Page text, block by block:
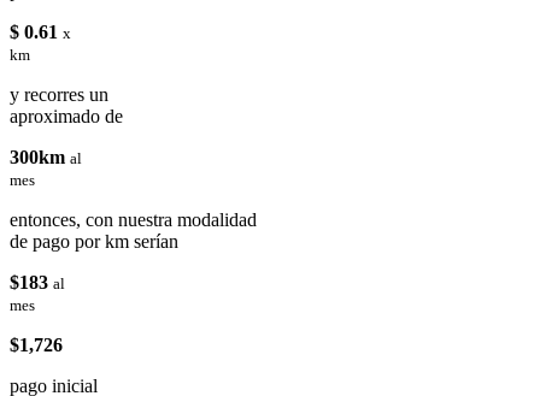
$ 0.61 x
km
y recorres un
aproximado de
300km al
mes
entonces, con nuestra modalidad
de pago por km serían
$183 al
mes
$1,726
pago inicial